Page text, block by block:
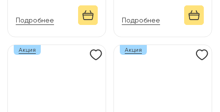
Подробнее Подробнее
Акция Акция